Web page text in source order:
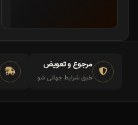
مرجوع و تعویض
طبق شرایط جهانی شو